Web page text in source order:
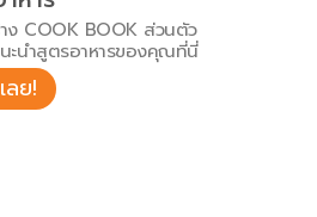
ง COOK BOOK ส่วนตัว
ะนำสูตรอาหารของคุณที่นี่
ลย!